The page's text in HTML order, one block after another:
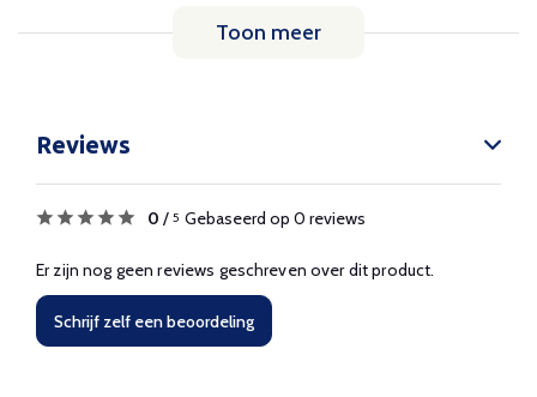
Toon meer
Reviews
0 / 5 Gebaseerd op 0 reviews
Er zijn nog geen reviews geschreven over dit product.
Schrijf zelf een beoordeling